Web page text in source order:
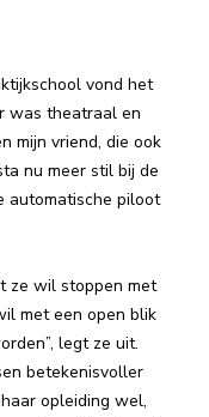
vond het
was theatraal en
mijn vriend, die ook
nu meer stil bij de
automatische piloot
ze wil stoppen met
met een open blik
legt ze uit.
betekenisvoller
opleiding wel,